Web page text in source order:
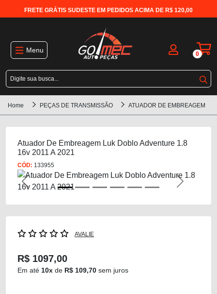
FRETE GRÁTIS SUDESTE EM PEDIDOS ACIMA DE R$ 120,00
Menu 0
Home PEÇAS DE TRANSMISSÃO ATUADOR DE EMBREAGEM
Atuador De Embreagem Luk Doblo Adventure 1.8
16v 2011 A 2021
CÓD: 133955
Previous Next
AVALIE
R$ 1097,00
Em até 10x de R$ 109,70 sem juros